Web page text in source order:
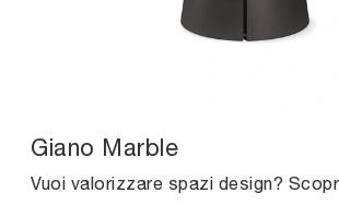
Giano Marble